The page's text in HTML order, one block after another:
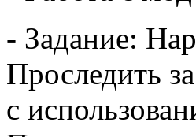
- Задание:
Проследить
с